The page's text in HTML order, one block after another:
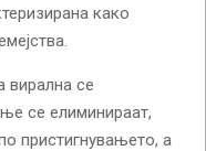
како
вирална се
се елиминираат,
пристигнувањето, а